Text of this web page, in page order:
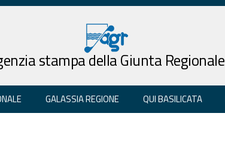
stampa della Giunta Regionale
GALASSIA REGIONE QUI BASILICATA